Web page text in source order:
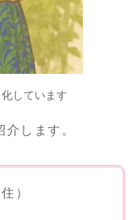
しています
します。
）